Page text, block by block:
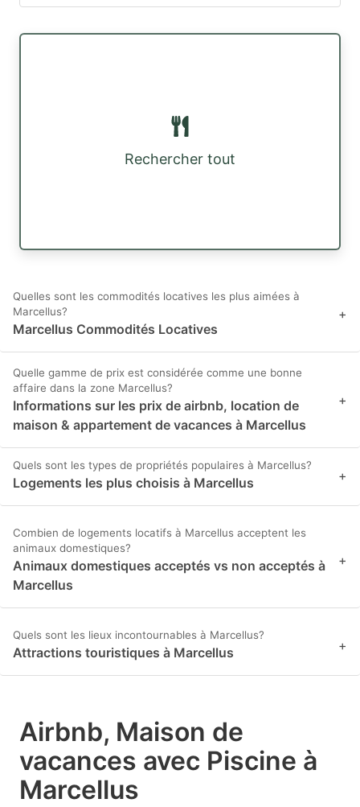
Rechercher tout
Quelles sont les commodités locatives les plus aimées à
Marcellus?
Marcellus Commodités Locatives
+
Quelle gamme de prix est considérée comme une bonne
affaire dans la zone Marcellus?
Informations sur les prix de airbnb, location de
maison & appartement de vacances à Marcellus
+
Quels sont les types de propriétés populaires à Marcellus?
Logements les plus choisis à Marcellus +
Combien de logements locatifs à Marcellus acceptent les
animaux domestiques?
Animaux domestiques acceptés vs non acceptés à
Marcellus
+
Quels sont les lieux incontournables à Marcellus?
Attractions touristiques à Marcellus +
Airbnb, Maison de
vacances avec Piscine à
Marcellus